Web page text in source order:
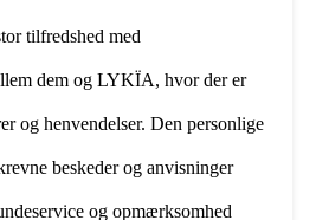
tilfredshed med
dem og LYKÏA, hvor der er
og henvendelser. Den personlige
beskeder og anvisninger
og opmærksomhed